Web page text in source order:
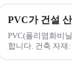
PVC가 건설
PVC(폴리염화비
합니다. 건축 자재